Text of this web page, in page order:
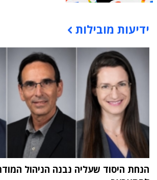
תוכן פרסומי
ידיעות מובילות
הנחת היסוד שעליה נבנה הניהול